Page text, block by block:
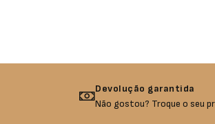
Não gostou? Troque o seu produto!